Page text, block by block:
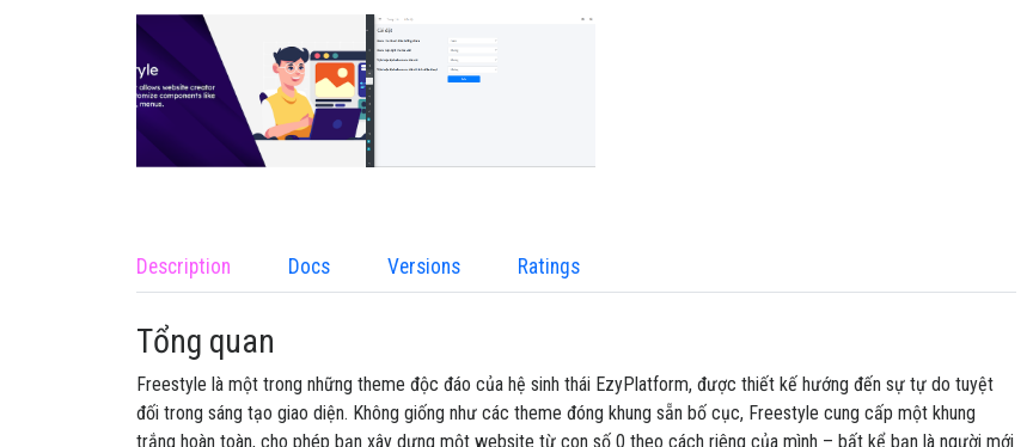
Description Docs Versions Ratings
Tổng quan
Freestyle là một trong những theme độc đáo của hệ sinh thái EzyPlatform, được thiết kế hướng đến sự tự do tuyệt
đối trong sáng tạo giao diện. Không giống như các theme đóng khung sẵn bố cục, Freestyle cung cấp một khung
trắng hoàn toàn, cho phép bạn xây dựng một website từ con số 0 theo cách riêng của mình – bất kể bạn là người mới